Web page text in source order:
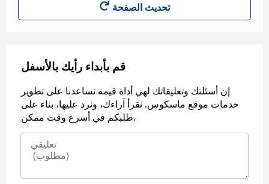
تحديث الصفحة
قم بأبداء رأيك بالأسفل
إن أسئلتك وتعليقاتك لهي أداة قيمة تساعدنا على تطوير
خدمات موقع ماسكوس. نقرأ آراءك، ونرد عليها، بناء على
طلبكم في أسرع وقت ممكن.